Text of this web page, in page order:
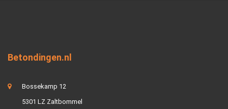
Betondingen.nl
Bossekamp 12
5301 LZ Zaltbommel